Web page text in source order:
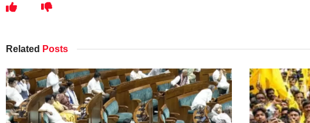
Related Posts